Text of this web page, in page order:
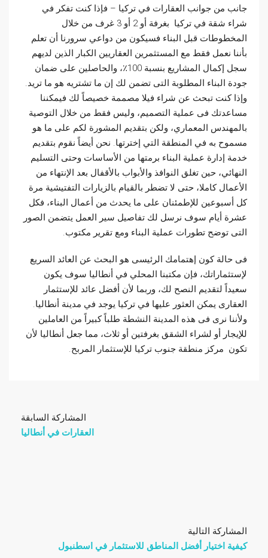
جانب من جوانب العقارات في تركيا – فإذا كنت تفكر في
شراء شقة في تركيا بغرفة أو 2 أو 3 غرف من خلال
المخطوطات قبل البناء فسيكون من دواعي سرورنا أن تعلم
بأننا نعمل فقط مع المستثمرين العقاريين الكبار الذين لديهم
سجل إكمال المشاريع بنسبة 100٪، والحاصلين على ضمان
جودة البناء المطلوبة التى تضمن لك إن ما تشتريه هو ما تريد.
وإذا كنت تبحث عن شراء فيلا مصممة خصيصاً لك فيمكننا
مساعدتك فى عملية التصميم، وليس فقط من خلال التوصية
بالمهندس المعماري، ولكن بتقديم المشورة لكم على ما هو
مسموح به في المنطقة التي إخترتها. نحن أيضاً نقوم بتقديم
خدمة إدارة عملية البناء برمتها من الأساسات وحتى التسليم
النهائي، حين تغلق النوافذ والأبواب بالأقفال بعد الإنتهاء من
الأعمال كاملا، حتى لا تضطر بالقيام بالزيارات التفتيشية مرة
كل أسبوعين للإطمئنان على ما يحدث من أعمال البناء، فكل
عشرة أيام سوف نرسل لك تفاصيل سير العمل يتضمن الصور
التى توضح تطورات عملية البناء ومع تقرير مكتوب.
فى حالة كون إهتمامك الرئيسى هو البحث عن العائد السريع
لإستثماراتك، فإن مكتبنا المحلي في أنطاليا سوف يكون
سعيداً لتقديم النصح لك، وربما لأن أفضل عائد للإستثمار
العقارى يمكن العثور عليها في تركيا يوجد في مدينة أنطاليا.
ولأننا نرى فى هذه المدينة النشطة طلباً كبيراً من العاملين
للإيجار أو لشراء الشقق بغرفتين أو ثلاث، مما جعل أنطاليا لأن
تكون مركز منطقة جنوب تركيا للإستثمار المربح.
المشاركة السابقة
العقارات في أنطاليا
المشاركة التالية
كيفية اختيار أفضل المناطق للاستثمار في اسطنبول